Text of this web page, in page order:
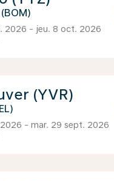
2026 - jeu. 8 oct. 2026
(YVR)
2026 - mar. 29 sept. 2026